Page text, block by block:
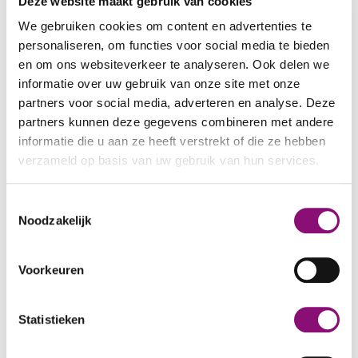
We gebruiken cookies om content en advertenties te
personaliseren, om functies voor social media te bieden
en om ons websiteverkeer te analyseren. Ook delen we
informatie over uw gebruik van onze site met onze
partners voor social media, adverteren en analyse. Deze
partners kunnen deze gegevens combineren met andere
informatie die u aan ze heeft verstrekt of die ze hebben
verzameld op basis van uw gebruik van hun services.
kunnen ontvangen en verwerken.
Noodzakelijk
Voorkeuren
Statistieken
gehandicapte medemens te helpen. Ook in
Amerika hebben we met een tekort aan
personeel te kampen, zo zei hij, maar ik heb
gemerkt, dat de Nederlanders niet alleen
zorgen voor de geestelijk gestoorden, maar
hen ook met liefde tegemoet treden.”
Op dezelfde persconferentie vertelde mevrouw
‘beschuttende werkplaatsen’ te bestuderen.”
“Een vergelijking tussen de beschuttende
werkplaatsen In Engeland en die in Nederland
wilde zij niet geven, omdat de tijd van haar
verblijf in beide landen tekort was. Mevrouw